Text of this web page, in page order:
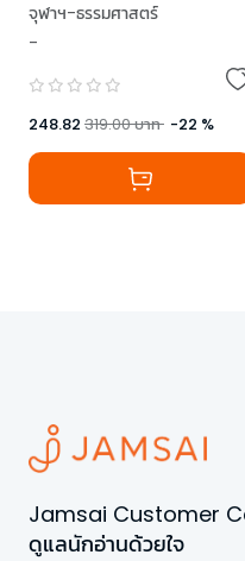
จุฬาฯ-ธรรมศาสตร์
,
-
248.82 319.00บาท -22 %
Jamsai Customer
ดูแลนักอ่านด้วยใจ